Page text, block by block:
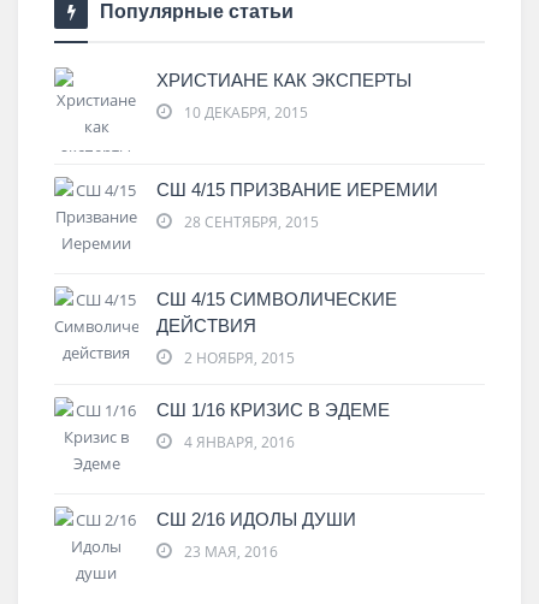
Популярные статьи
ХРИСТИАНЕ КАК ЭКСПЕРТЫ
10 ДЕКАБРЯ, 2015
СШ 4/15 ПРИЗВАНИЕ ИЕРЕМИИ
28 СЕНТЯБРЯ, 2015
СШ 4/15 СИМВОЛИЧЕСКИЕ
ДЕЙСТВИЯ
2 НОЯБРЯ, 2015
СШ 1/16 КРИЗИС В ЭДЕМЕ
4 ЯНВАРЯ, 2016
СШ 2/16 ИДОЛЫ ДУШИ
23 МАЯ, 2016